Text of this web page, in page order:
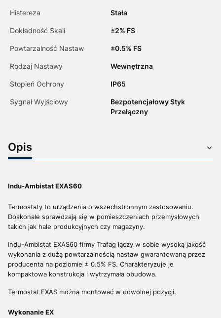
Histereza Stała
Dokładność Skali ±2% FS
Powtarzalność Nastaw ±0.5% FS
Rodzaj Nastawy Wewnętrzna
Stopień Ochrony IP65
Sygnał Wyjściowy
Bezpotencjałowy Styk
Przełączny
Opis
Indu-Ambistat EXAS60
Termostaty to urządzenia o wszechstronnym zastosowaniu.
Doskonale sprawdzają się w pomieszczeniach przemysłowych
takich jak hale produkcyjnych czy magazyny.
Indu-Ambistat EXAS60 firmy Trafag łączy w sobie wysoką jakość
wykonania z dużą powtarzalnością nastaw gwarantowaną przez
producenta na poziomie ± 0.5% FS. Charakteryzuje je
kompaktowa konstrukcja i wytrzymała obudowa.
Termostat EXAS można montować w dowolnej pozycji.
Wykonanie EX